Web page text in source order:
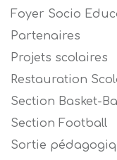
Foyer Socio
Partenaires
Projets scolaires
Restauration
Section Basket-
Section Football
Sortie